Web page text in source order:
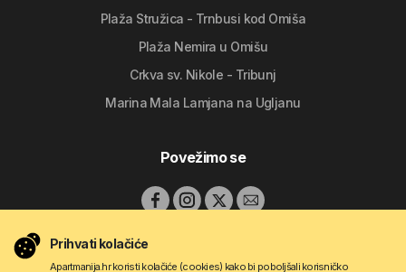
Plaža Stružica - Trnbusi kod Omiša
Plaža Nemira u Omišu
Crkva sv. Nikole - Tribunj
Marina Mala Lamjana na Ugljanu
Povežimo se
Prihvati kolačiće
Apartmanija.hr koristi kolačiće (cookies) kako bi poboljšali korisničko